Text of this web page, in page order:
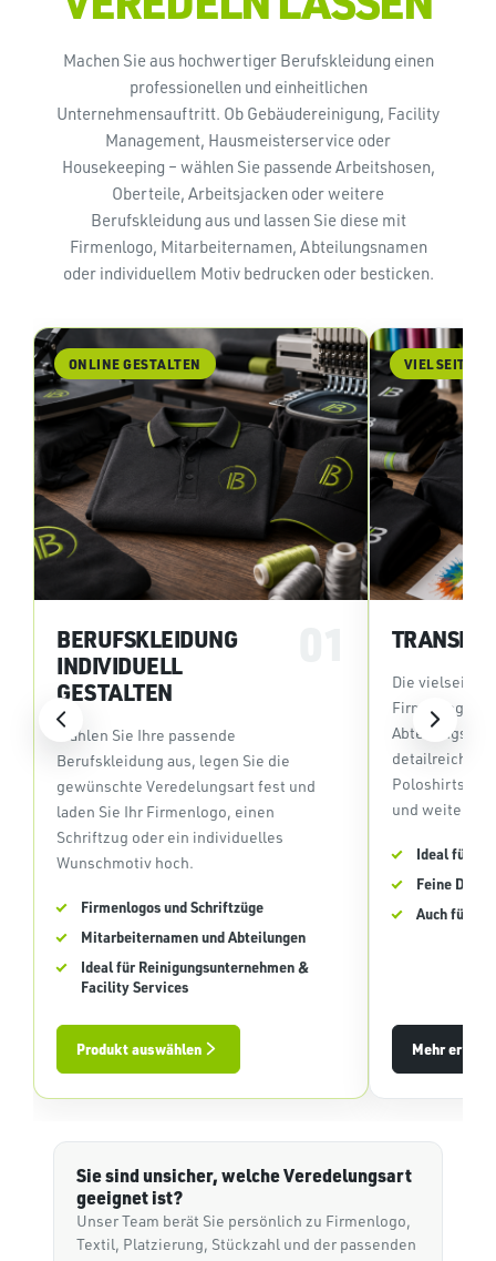
Machen Sie aus hochwertiger Berufskleidung einen
professionellen und einheitlichen
Unternehmensauftritt. Ob Gebäudereinigung, Facility
Management, Hausmeisterservice oder
Housekeeping – wählen Sie passende Arbeitshosen,
Oberteile, Arbeitsjacken oder weitere
Berufskleidung aus und lassen Sie diese mit
Firmenlogo, Mitarbeiternamen, Abteilungsnamen
oder individuellem Motiv bedrucken oder besticken.
ONLINE GESTALTEN
BERUFSKLEIDUNG
INDIVIDUELL
GESTALTEN
Wählen Sie Ihre passende
Berufskleidung aus, legen Sie die
gewünschte Veredelungsart fest und
laden Sie Ihr Firmenlogo, einen
Schriftzug oder ein individuelles
Wunschmotiv hoch.
Firmenlogos und Schriftzüge
Mitarbeiternamen und Abteilungen
Ideal für Reinigungsunternehmen &
Facility Services
Produkt auswählen
VIELSEITIG
Die vielseitige
Firmenlogos,
detailreiche
Poloshirts,
und weiterer
Ideal für
Feine
Auch für
Mehr
Sie sind unsicher, welche Veredelungsart
geeignet ist?
Unser Team berät Sie persönlich zu Firmenlogo,
Textil, Platzierung, Stückzahl und der passenden